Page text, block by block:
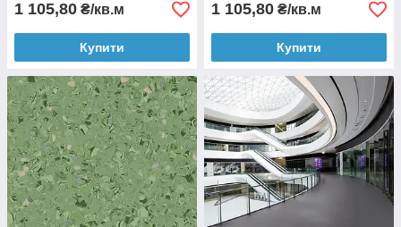
1 105,80 ₴/кв.м
Купити
1 105,80 ₴/кв.м
Купити